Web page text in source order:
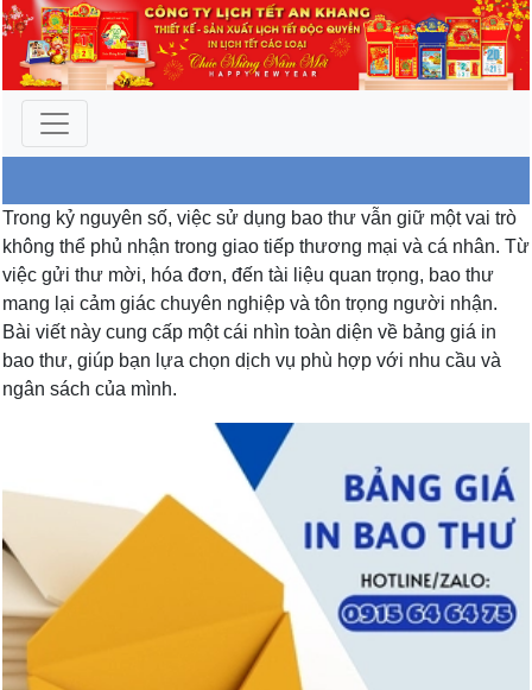
An Khang - Chuyên cung
cấp lịch tết
Trong kỷ nguyên số, việc sử dụng bao thư vẫn giữ một vai trò
không thể phủ nhận trong giao tiếp thương mại và cá nhân. Từ
việc gửi thư mời, hóa đơn, đến tài liệu quan trọng, bao thư
mang lại cảm giác chuyên nghiệp và tôn trọng người nhận.
Bài viết này cung cấp một cái nhìn toàn diện về bảng giá in
bao thư, giúp bạn lựa chọn dịch vụ phù hợp với nhu cầu và
ngân sách của mình.